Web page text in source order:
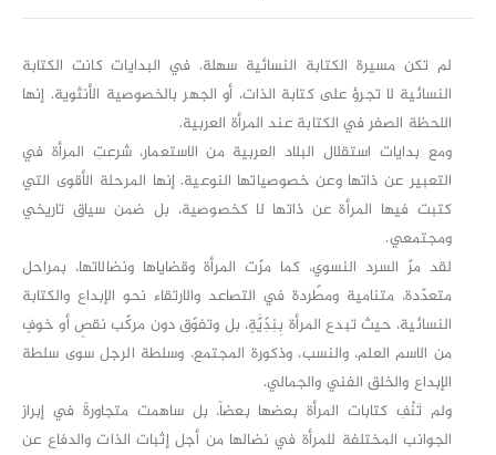
لم تكن مسيرة الكتابة النسائية سهلة. في البدايات كانت الكتابة
النسائية لا تجرؤ على كتابة الذات، أو الجهر بالخصوصية الأنثوية. إنها
اللحظة الصفر في الكتابة عند المرأة العربية.
ومع بدايات استقلال البلاد العربية من الاستعمار، شرعتِ المرأة في
التعبير عن ذاتها وعن خصوصياتها النوعية. إنها المرحلة الأقوى التي
كتبت فيها المرأة عن ذاتها لا كخصوصية، بل ضمن سياق تاريخي
ومجتمعي.
لقد مرّ السرد النسوي، كما مرّت المرأة وقضاياها ونضالاتها، بمراحل
متعدّدة، متنامية ومطّردة في التصاعد والارتقاء نحو الإبداع والكتابة
النسائية، حيث تبدع المرأة بِنِدِّيَّةٍ، بل وتفوّق دون مركّب نقصٍ أو خوفٍ
من الاسم العلم، والنسب، وذكورة المجتمع، وسلطة الرجل سوى سلطة
الإبداع والخلق الفني والجمالي.
ولم تَنْفِ كتابات المرأة بعضها بعضاً، بل ساهمت متجاورةً في إبراز
الجوانب المختلفة للمرأة في نضالها من أجل إثبات الذات والدفاع عن